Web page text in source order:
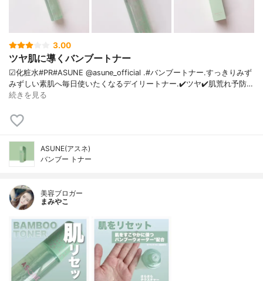
3.00
ツヤ肌に導くバンブートナー
☑化粧水#PR#ASUNE @asune_official .#バンブートナー.すっきりみず
みずしい素肌へ毎日使いたくなるデイリートナー.✔️ツヤ✔️肌荒れ予防…
続きを見る
ASUNE(アスネ)
バンブー トナー
美容ブロガー
まみやこ